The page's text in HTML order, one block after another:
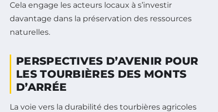
Cela engage les acteurs locaux à s’investir
davantage dans la préservation des ressources
naturelles.
PERSPECTIVES D’AVENIR POUR
LES TOURBIÈRES DES MONTS
D’ARRÉE
La voie vers la durabilité des tourbières agricoles